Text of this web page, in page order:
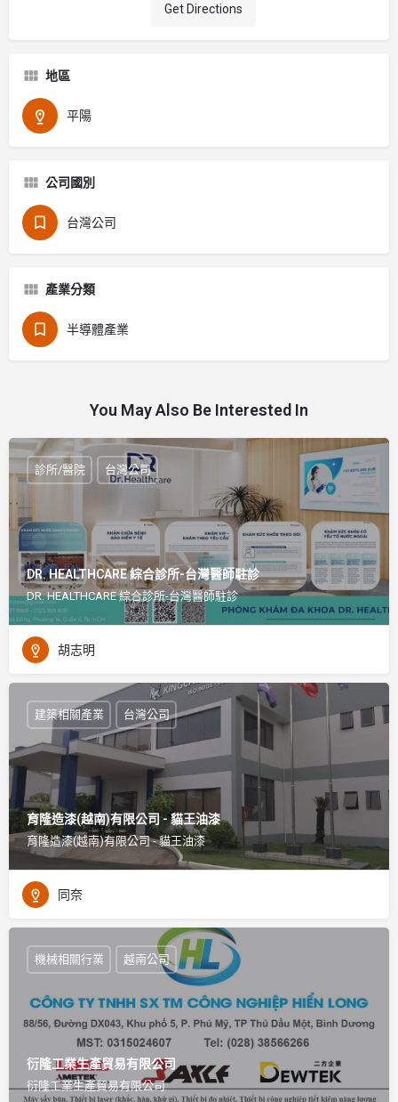
Get Directions
地區
平陽
公司國別
台灣公司
產業分類
半導體產業
You May Also Be Interested In
DR. HEALTHCARE 綜合診所-台灣醫師駐診
DR. HEALTHCARE 綜合診所-台灣醫師駐診
診所/醫院 台灣公司
胡志明
育隆造漆(越南)有限公司 - 貓王油漆
育隆造漆(越南)有限公司 - 貓王油漆
建築相關產業 台灣公司
同奈
衍隆工業生產貿易有限公司
衍隆工業生產貿易有限公司
機械相關行業 越南公司